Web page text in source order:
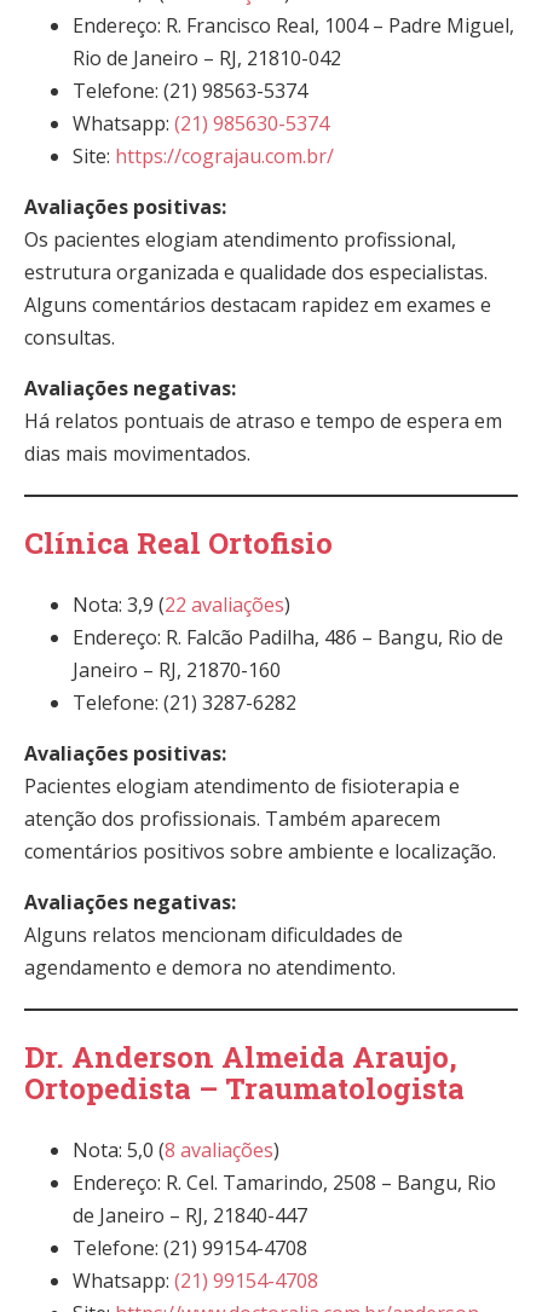
Endereço: R. Francisco Real, 1004 – Padre Miguel,
Rio de Janeiro – RJ, 21810-042
Telefone: (21) 98563-5374
Whatsapp: (21) 985630-5374
Site: https://cograjau.com.br/
Avaliações positivas:
Os pacientes elogiam atendimento profissional,
estrutura organizada e qualidade dos especialistas.
Alguns comentários destacam rapidez em exames e
consultas.
Avaliações negativas:
Há relatos pontuais de atraso e tempo de espera em
dias mais movimentados.
Clínica Real Ortofisio
Nota: 3,9 (22 avaliações)
Endereço: R. Falcão Padilha, 486 – Bangu, Rio de
Janeiro – RJ, 21870-160
Telefone: (21) 3287-6282
Avaliações positivas:
Pacientes elogiam atendimento de fisioterapia e
atenção dos profissionais. Também aparecem
comentários positivos sobre ambiente e localização.
Avaliações negativas:
Alguns relatos mencionam dificuldades de
agendamento e demora no atendimento.
Dr. Anderson Almeida Araujo,
Ortopedista – Traumatologista
Nota: 5,0 (8 avaliações)
Endereço: R. Cel. Tamarindo, 2508 – Bangu, Rio
de Janeiro – RJ, 21840-447
Telefone: (21) 99154-4708
Whatsapp: (21) 99154-4708